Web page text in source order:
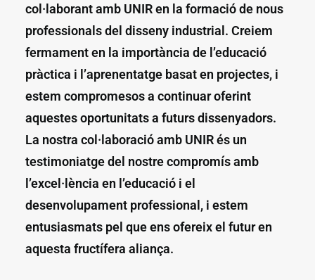
col·laborant amb UNIR en la formació de nous
professionals del disseny industrial. Creiem
fermament en la importància de l’educació
pràctica i l’aprenentatge basat en projectes, i
estem compromesos a continuar oferint
aquestes oportunitats a futurs dissenyadors.
La nostra col·laboració amb UNIR és un
testimoniatge del nostre compromís amb
l’excel·lència en l’educació i el
desenvolupament professional, i estem
entusiasmats pel que ens ofereix el futur en
aquesta fructífera aliança.